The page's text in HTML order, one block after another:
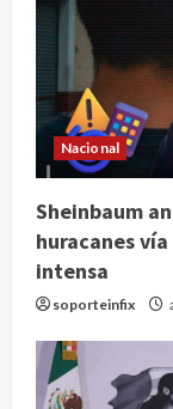
Nacional
Sheinbaum
huracanes
intensa
soporteinfix